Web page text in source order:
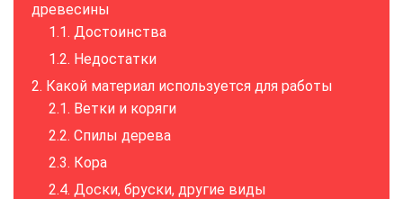
древесины
Достоинства
Недостатки
Какой материал используется для работы
Ветки и коряги
Спилы дерева
Кора
Доски, бруски, другие виды